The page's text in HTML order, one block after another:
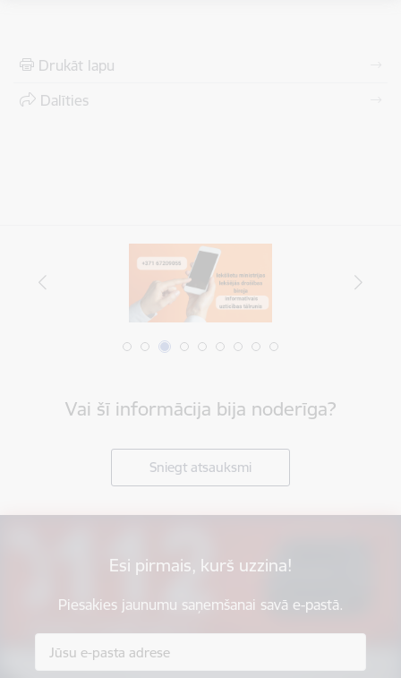
Drukāt lapu
Dalīties
Vai šī informācija bija noderīga?
Sniegt atsauksmi
Esi pirmais, kurš uzzina!
Piesakies jaunumu saņemšanai savā e-pastā.